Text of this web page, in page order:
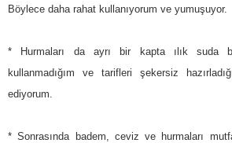
Böylece daha rahat kullanıyorum ve yumuşuyor.
* Hurmaları da ayrı bir kapta ılık suda
kullanmadığım ve tarifleri şekersiz
ediyorum.
* Sonrasında badem, ceviz ve hurmaları